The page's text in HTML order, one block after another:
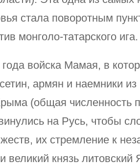
стала поворотным
монголо-татарского ига.
войска Мамая, в
армян и наемники
(общая численность
на Русь, чтобы
их стремление к
князь литовский